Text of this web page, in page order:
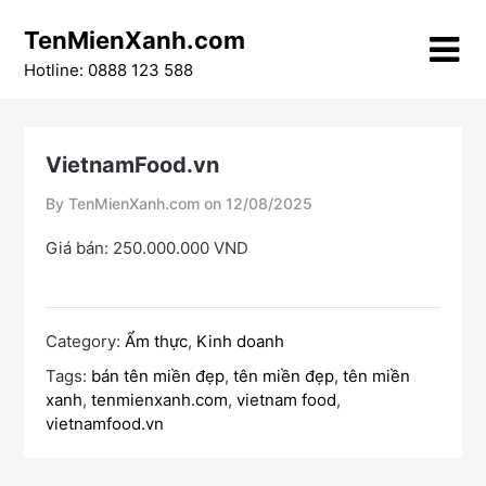
content
TenMienXanh.com
Hotline: 0888 123 588
VietnamFood.vn
By TenMienXanh.com on 12/08/2025
Giá bán: 250.000.000 VND
Category: Ẩm thực, Kinh doanh
Tags: bán tên miền đẹp,tên miền đẹp,tên miền
xanh,tenmienxanh.com,vietnam food,
vietnamfood.vn